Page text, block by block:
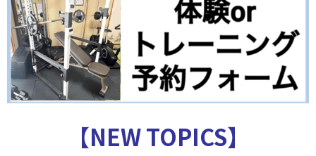
【NEW TOPICS】